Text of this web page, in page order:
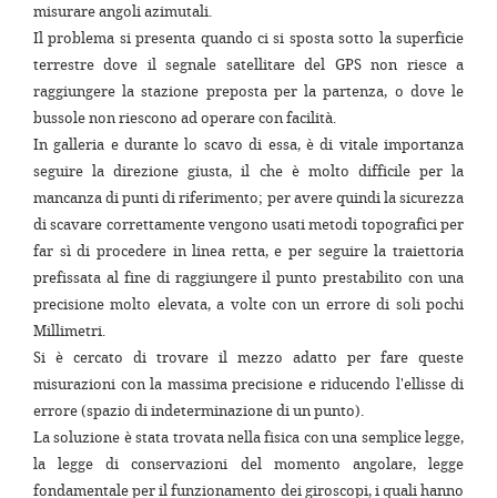
misurare angoli azimutali.
Il problema si presenta quando ci si sposta sotto la superficie
terrestre dove il segnale satellitare del GPS non riesce a
raggiungere la stazione preposta per la partenza, o dove le
bussole non riescono ad operare con facilità.
In galleria e durante lo scavo di essa, è di vitale importanza
seguire la direzione giusta, il che è molto difficile per la
mancanza di punti di riferimento; per avere quindi la sicurezza
di scavare correttamente vengono usati metodi topografici per
far sì di procedere in linea retta, e per seguire la traiettoria
prefissata al fine di raggiungere il punto prestabilito con una
precisione molto elevata, a volte con un errore di soli pochi
Millimetri.
Si è cercato di trovare il mezzo adatto per fare queste
misurazioni con la massima precisione e riducendo l'ellisse di
errore (spazio di indeterminazione di un punto).
La soluzione è stata trovata nella fisica con una semplice legge,
la legge di conservazioni del momento angolare, legge
fondamentale per il funzionamento dei giroscopi, i quali hanno